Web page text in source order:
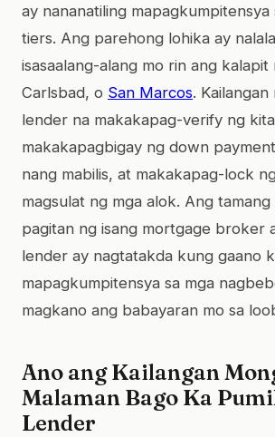
ay nananatiling
tiers. Ang parehong lohika ay
isasaalang-alang mo rin ang kalapit
Carlsbad, o San Marcos. Kailangan
lender na makakapag-verify ng
makakapagbigay ng down
nang mabilis, at makakapag-lock
magsulat ng mga alok. Ang tamang
pagitan ng isang mortgage broker
lender ay nagtatakda kung gaano
mapagkumpitensya sa mga
magkano ang babayaran mo sa
Ano ang Kailangan
Malaman Bago Ka
Lender